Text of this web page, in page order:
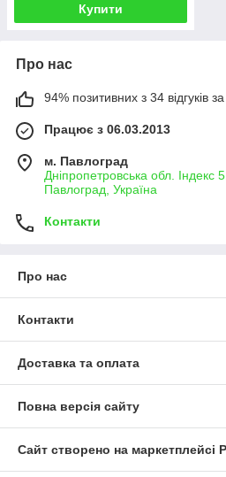
Купити
Про нас
94% позитивних з 34 відгуків за
Працює з 06.03.2013
м. Павлоград
Дніпропетровська обл. Індекс
Павлоград, Україна
Контакти
Про нас
Контакти
Доставка та оплата
Повна версія сайту
Сайт створено на маркетплейсі